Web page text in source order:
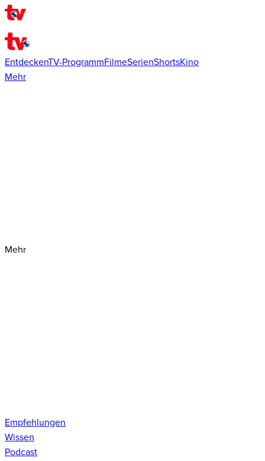
EntdeckenTV-ProgrammFilmeSerienShortsKino
Mehr
Mehr
Empfehlungen
Wissen
Podcast